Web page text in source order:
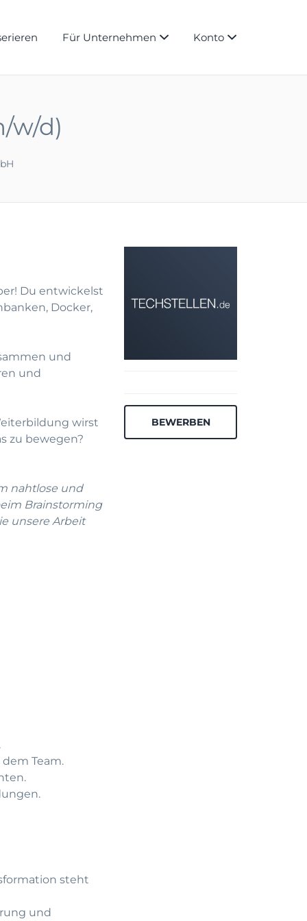
Für Unternehmen Konto
w/d)
Du entwickelst
Docker,
und
und
wirst
zu bewegen?
nahtlose und
Brainstorming
unsere Arbeit
Team.
steht
und
BEWERBEN